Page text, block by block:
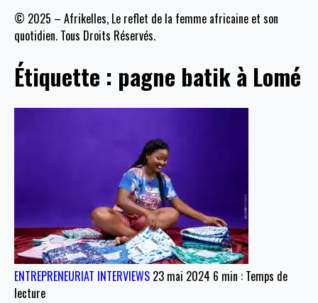
© 2025 – Afrikelles, Le reflet de la femme africaine et son
quotidien. Tous Droits Réservés.
Étiquette : pagne batik à Lomé
ENTREPRENEURIAT INTERVIEWS 23 mai 2024 6 min : Temps de
lecture